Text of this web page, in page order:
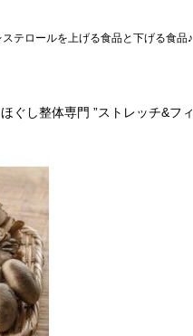
テロールを上げる食品と下げる食品♪
ほぐし整体専門 ”ストレッチ&フ